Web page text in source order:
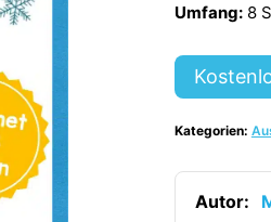
Umfang: 8
Kategorien:
Autor: